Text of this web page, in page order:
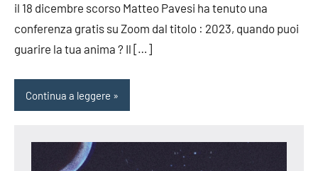
il 18 dicembre scorso Matteo Pavesi ha tenuto una
conferenza gratis su Zoom dal titolo : 2023, quando puoi
guarire la tua anima ? Il […]
Continua a leggere